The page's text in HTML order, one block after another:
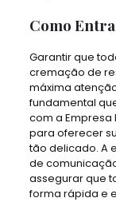
Como
Garantir que
cremação de
máxima
fundamental
com a Empresa
para oferecer
tão delicado. A
de
assegurar que
forma rápida e